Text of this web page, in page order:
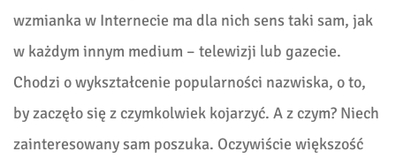
wzmianka w Internecie ma dla nich sens taki sam, jak
w każdym innym medium – telewizji lub gazecie.
Chodzi o wykształcenie popularności nazwiska, o to,
by zaczęło się z czymkolwiek kojarzyć. A z czym? Niech
zainteresowany sam poszuka. Oczywiście większość